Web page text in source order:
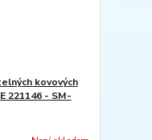
kovových
221146 - SM-